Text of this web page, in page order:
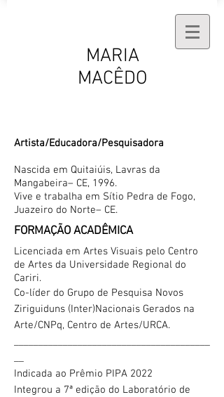
MARIA
MACÊDO
Artista/Educadora/Pesquisadora
Nascida em Quitaiúis, Lavras da
Mangabeira– CE, 1996.
Vive e trabalha em Sítio Pedra de Fogo,
Juazeiro do Norte– CE.
FORMAÇÃO ACADÊMICA
Licenciada em Artes Visuais pelo Centro
de Artes da Universidade Regional do
Cariri.
Co-líder do Grupo de Pesquisa Novos
Ziriguiduns (Inter)Nacionais Gerados na
Arte/CNPq, Centro de Artes/URCA.
Indicada ao Prêmio PIPA 2022
Integrou a 7ª edição do Laboratório de